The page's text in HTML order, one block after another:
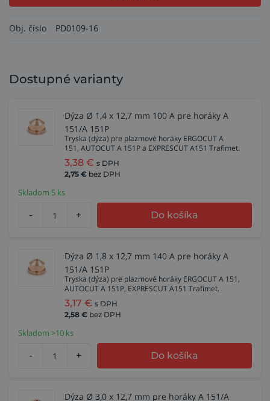
Obj. číslo PD0109-16
Dostupné varianty
Dýza Ø 1,4 x 12,7 mm 100 A pre horáky A
151/A 151P
Tryska (dýza) pre plazmové horáky ERGOCUT A
151, AUTOCUT A 151P a EXPRESCUT A151 Trafimet.
3,38 € s DPH
2,75 € bez DPH
Skladom 5 ks
- + Do košíka
Dýza Ø 1,8 x 12,7 mm 140 A pre horáky A
151/A 151P
Tryska (dýza) pre plazmové horáky ERGOCUT A 151,
AUTOCUT A 151P, EXPRESCUT A151 Trafimet.
3,17 € s DPH
2,58 € bez DPH
Skladom >10 ks
- + Do košíka
Dýza Ø 3,0 x 12,7 mm pre horáky A 151/A